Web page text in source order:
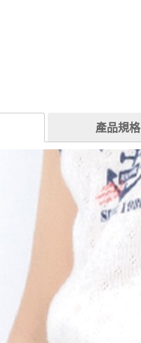
產品規格